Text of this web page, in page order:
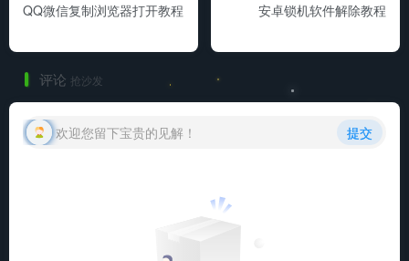
QQ微信复制浏览器打开教程
安卓锁机软件解除教程
评论 抢沙发
欢迎您留下宝贵的见解！ 提交